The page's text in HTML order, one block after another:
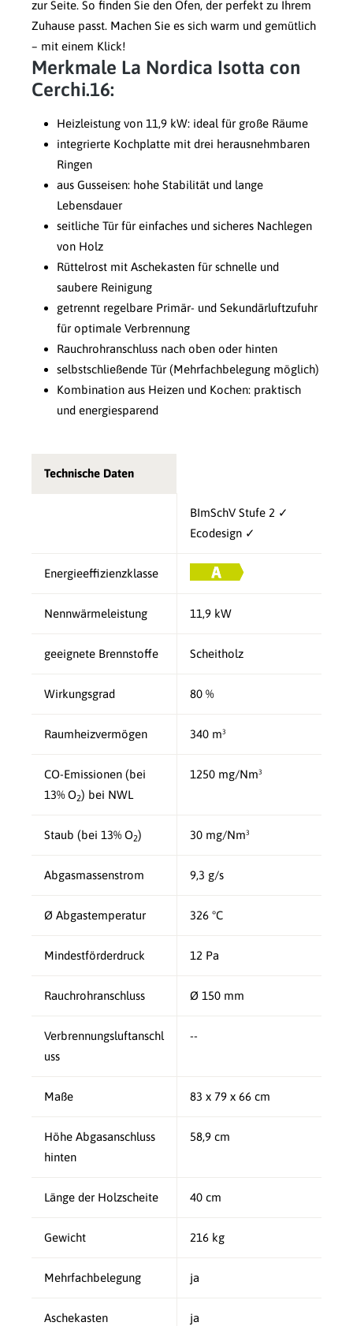
zur Seite. So finden Sie den Ofen, der perfekt zu Ihrem
Zuhause passt. Machen Sie es sich warm und gemütlich
– mit einem Klick!
Merkmale La Nordica Isotta con
Cerchi.16:
Heizleistung von 11,9 kW: ideal für große Räume
integrierte Kochplatte mit drei herausnehmbaren
Ringen
aus Gusseisen: hohe Stabilität und lange
Lebensdauer
seitliche Tür für einfaches und sicheres Nachlegen
von Holz
Rüttelrost mit Aschekasten für schnelle und
saubere Reinigung
getrennt regelbare Primär- und Sekundärluftzufuhr
für optimale Verbrennung
Rauchrohranschluss nach oben oder hinten
selbstschließende Tür (Mehrfachbelegung möglich)
Kombination aus Heizen und Kochen: praktisch
und energiesparend
Technische Daten
BImSchV Stufe 2 ✓
Ecodesign ✓
Energieeffizienzklasse
Nennwärmeleistung 11,9 kW
geeignete Brennstoffe Scheitholz
Wirkungsgrad 80 %
Raumheizvermögen 340 m³
CO-Emissionen (bei
13% O2) bei NWL
1250 mg/Nm³
Staub (bei 13% O2) 30 mg/Nm³
Abgasmassenstrom 9,3 g/s
Ø Abgastemperatur 326 °C
Mindestförderdruck 12 Pa
Rauchrohranschluss Ø 150 mm
Verbrennungsluftanschl
uss
--
Maße 83 x 79 x 66 cm
Höhe Abgasanschluss
hinten
58,9 cm
Länge der Holzscheite 40 cm
Gewicht 216 kg
Mehrfachbelegung ja
Aschekasten ja